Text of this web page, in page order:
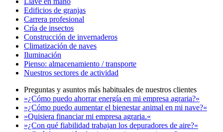
Edificios de granjas
Carrera profesional
Cría de insectos
Construcción de invernaderos
Climatización de naves
Iluminación
Pienso: almacenamiento / transporte
Nuestros sectores de actividad
Preguntas y asuntos más habituales de nuestros clientes
»¿Cómo puedo ahorrar energía en mi empresa agraria?«
»¿Cómo puedo aumentar el bienestar animal en mi nave?«
»Quisiera financiar mi empresa agraria.«
»¿Con qué fiabilidad trabajan los depuradores de aire?«